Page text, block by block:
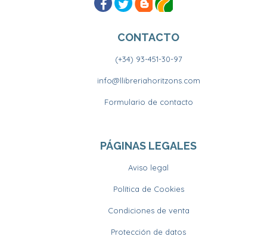
CONTACTO
(+34) 93-451-30-97
info@llibreriahoritzons.com
Formulario de contacto
PÁGINAS LEGALES
Aviso legal
Política de Cookies
Condiciones de venta
Protección de datos